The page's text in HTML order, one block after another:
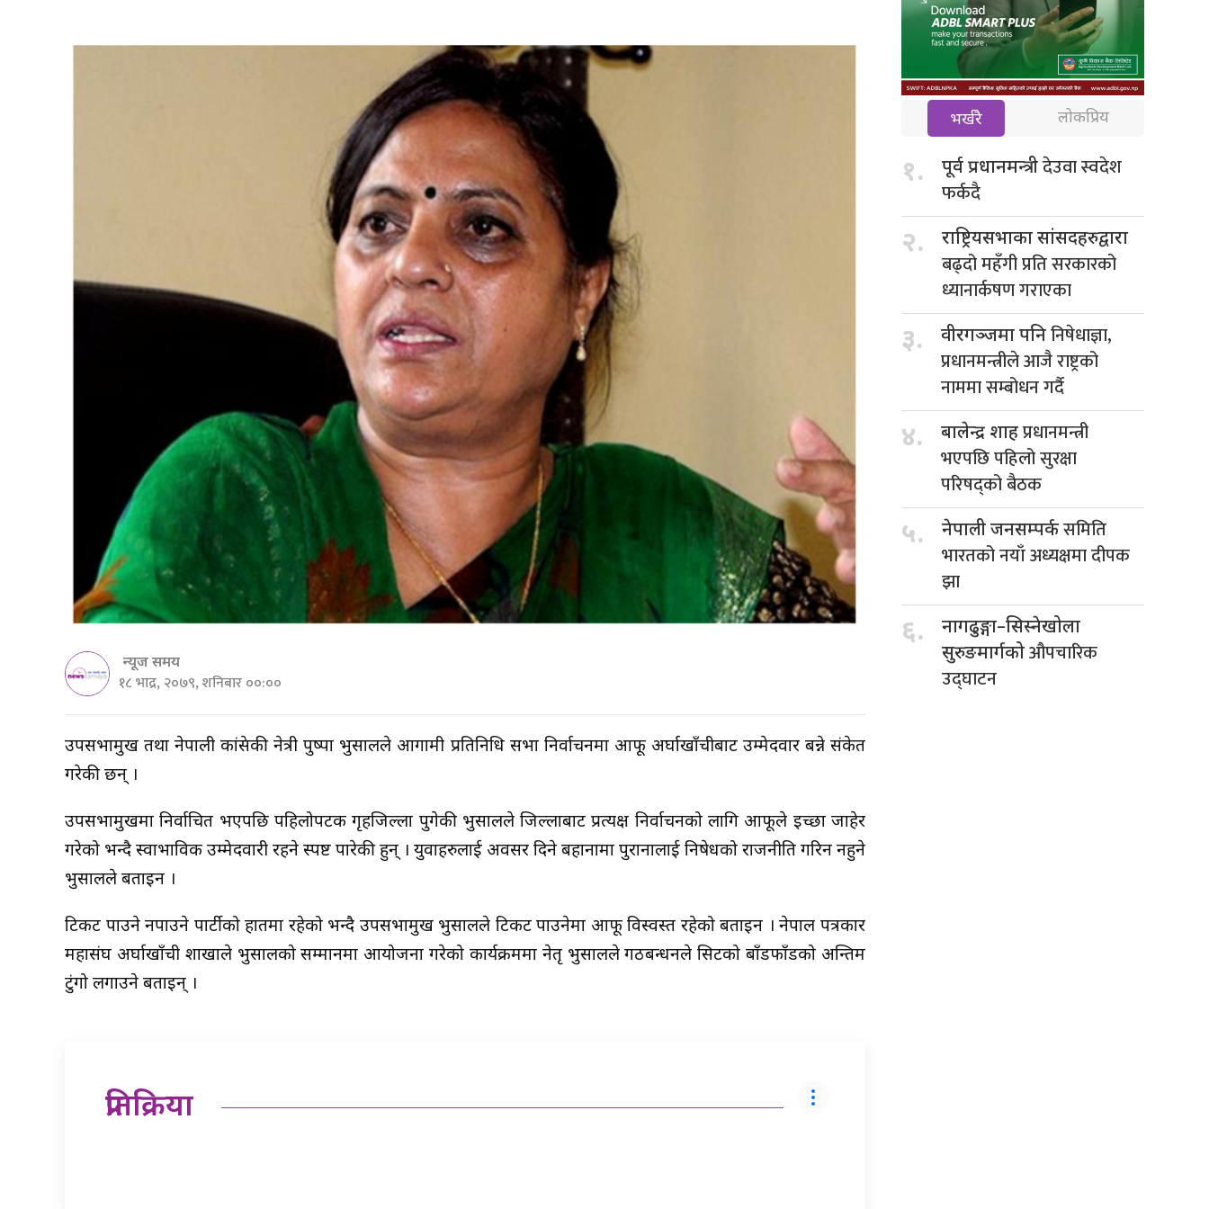
न्यूज समय
१८ भाद्र, २०७९, शनिबार ००:००
उपसभामुख तथा नेपाली कांग्रेसकी नेत्री पुष्पा भुसालले आगामी प्रतिनिधि सभा निर्वाचनमा आफू अर्घाखाँचीबाट उम्मेदवार बन्ने संकेत
गरेकी छन् ।
उपसभामुखमा निर्वाचित भएपछि पहिलोपटक गृहजिल्ला पुगेकी भुसालले जिल्लाबाट प्रत्यक्ष निर्वाचनको लागि आफूले इच्छा जाहेर
गरेको भन्दै स्वाभाविक उम्मेदवारी रहने स्पष्ट पारेकी हुन् । युवाहरुलाई अवसर दिने बहानामा पुरानालाई निषेधको राजनीति गरिन नहुने
भुसालले बताइन ।
टिकट पाउने नपाउने पार्टीको हातमा रहेको भन्दै उपसभामुख भुसालले टिकट पाउनेमा आफू विस्वस्त रहेको बताइन । नेपाल पत्रकार
महासंघ अर्घाखाँची शाखाले भुसालको सम्मानमा आयोजना गरेको कार्यक्रममा नेतृ भुसालले गठबन्धनले सिटको बाँडफाँडको अन्तिम
टुंगो लगाउने बताइन् ।
प्रतिक्रिया
भर्खरै लोकप्रिय
१. पूर्व प्रधानमन्त्रीदेउवा स्वदेश
फर्कदै
२. राष्ट्रियसभाका सांसदहरुद्वारा
बढ्दो महँगी प्रति सरकारको
ध्यानार्कषण गराएका
३. वीरगञ्जमा पनिनिषेधाज्ञा,
प्रधानमन्त्रीले आजै राष्ट्रको
नाममा सम्बोधन गर्दै
४. बालेन्द्र शाहप्रधानमन्त्री
भएपछि पहिलो सुरक्षा
परिषद्को बैठक
५. नेपाली जनसम्पर्कसमिति
भारतको नयाँ अध्यक्षमा दीपक
झा
६.
नागढुङ्गा–सिस्नेखोला
सुरुङमार्गकोऔपचारिक
उद्घाटन